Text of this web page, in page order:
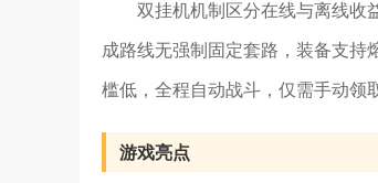
双挂机机制区分在线与离线收
成路线无强制固定套路，装备支持
槛低，全程自动战斗，仅需手动领
游戏亮点